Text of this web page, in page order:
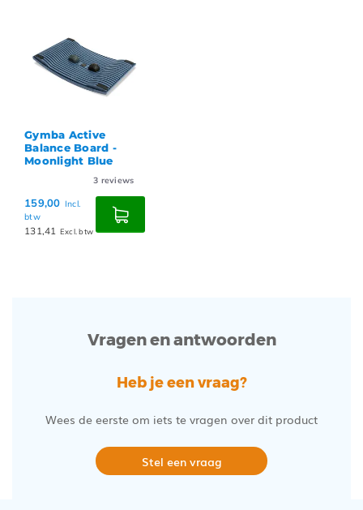
Gymba Active
Balance Board -
Moonlight Blue
3 reviews
159,00 Incl.
btw
131,41 Excl. btw
Vragen en antwoorden
Heb je een vraag?
Wees de eerste om iets te vragen over dit product
Stel een vraag